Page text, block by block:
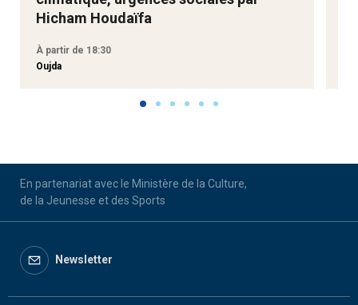
Hicham Houdaïfa
À partir de 18:30
Oujda
En partenariat avec le Ministère de la Culture,
de la Jeunesse et des Sports
Newsletter